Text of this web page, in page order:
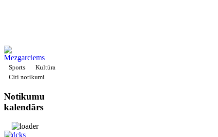
Sports
Kultūra
Citi notikumi
Notikumu
kalendārs